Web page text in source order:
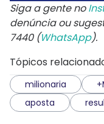
Siga a gente no
denúncia ou
7440 (WhatsApp).
Tópicos
milionaria
aposta